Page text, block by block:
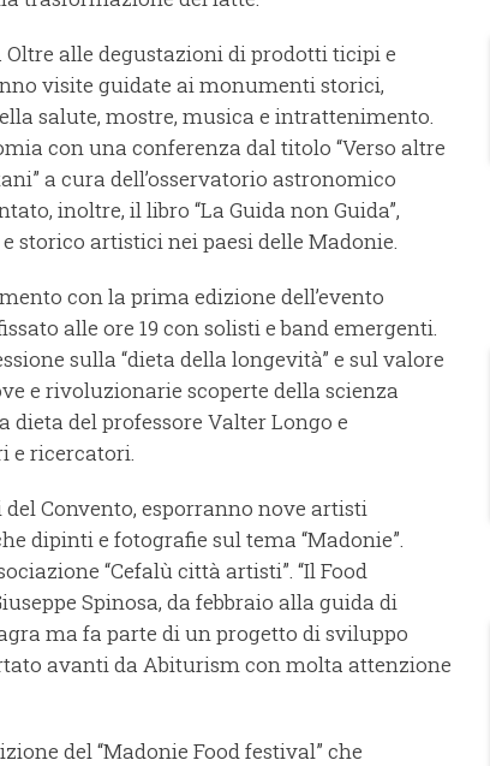
alle degustazioni di prodotti ticipi e
visite guidate ai monumenti storici,
salute, mostre, musica e intrattenimento.
con una conferenza dal titolo “Verso altre
a cura dell’osservatorio astronomico
inoltre, il libro “La Guida non Guida”,
storico artistici nei paesi delle Madonie.
con la prima edizione dell’evento
alle ore 19 con solisti e band emergenti.
sulla “dieta della longevità” e sul valore
e rivoluzionarie scoperte della scienza
dieta del professore Valter Longo e
e ricercatori.
Convento, esporranno nove artisti
dipinti e fotografie sul tema “Madonie”.
“Cefalù città artisti”. “Il Food
Spinosa, da febbraio alla guida di
ma fa parte di un progetto di sviluppo
avanti da Abiturism con molta attenzione
del “Madonie Food festival” che